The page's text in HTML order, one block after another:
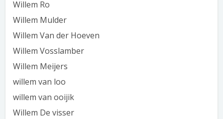
Willem Ro
Willem Mulder
Willem Van der Hoeven
Willem Vosslamber
Willem Meijers
willem van loo
willem van ooijik
Willem De visser